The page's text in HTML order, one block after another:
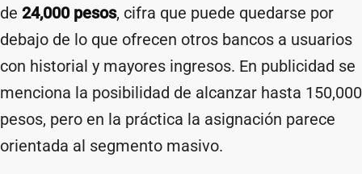
de 24,000 pesos, cifra que puede quedarse por
debajo de lo que ofrecen otros bancos a usuarios
con historial y mayores ingresos. En publicidad se
menciona la posibilidad de alcanzar hasta 150,000
pesos, pero en la práctica la asignación parece
orientada al segmento masivo.